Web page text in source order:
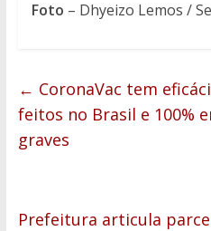
Foto – Dhyeizo Lemos /
← CoronaVac tem
feitos no Brasil e 100%
graves
Prefeitura articula